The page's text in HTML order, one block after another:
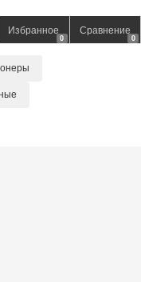
Избранное
0
Сравнение
0